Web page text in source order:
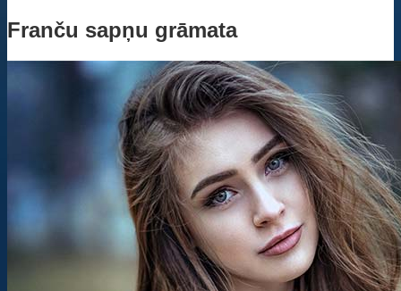
Franču sapņu grāmata